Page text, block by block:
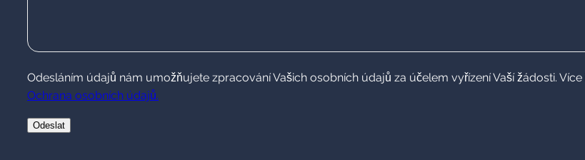
Odesláním údajů nám umožňujete zpracování Vašich osobních údajů za účelem vyřízení Vaší žádosti.
Ochrana osobních údajů.